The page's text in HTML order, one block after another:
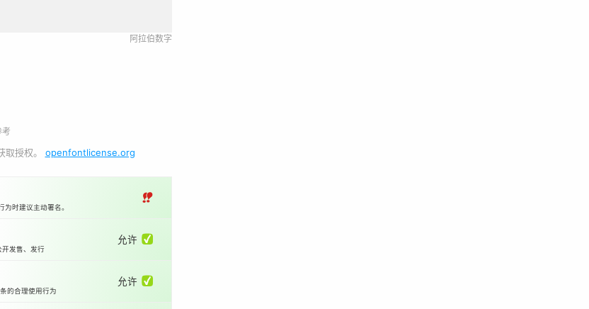
阿拉伯数字
取授权。 openfontlicense.org
时建议主动署名。
‼
发售、发行
允许 ✅
的合理使用行为
允许 ✅